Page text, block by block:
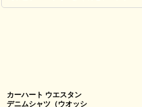
カーハート ウエスタン
デニムシャツ（ウオッシ